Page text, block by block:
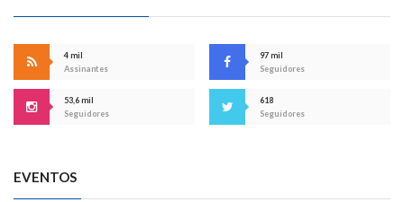
4 mil
Assinantes
97 mil
Seguidores
53,6 mil
Seguidores
618
Seguidores
EVENTOS